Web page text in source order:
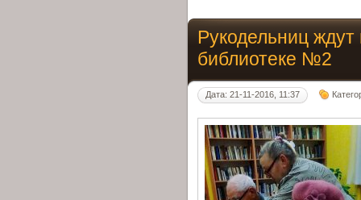
Рукодельниц ждут
библиотеке №2
Дата: 21-11-2016, 11:37